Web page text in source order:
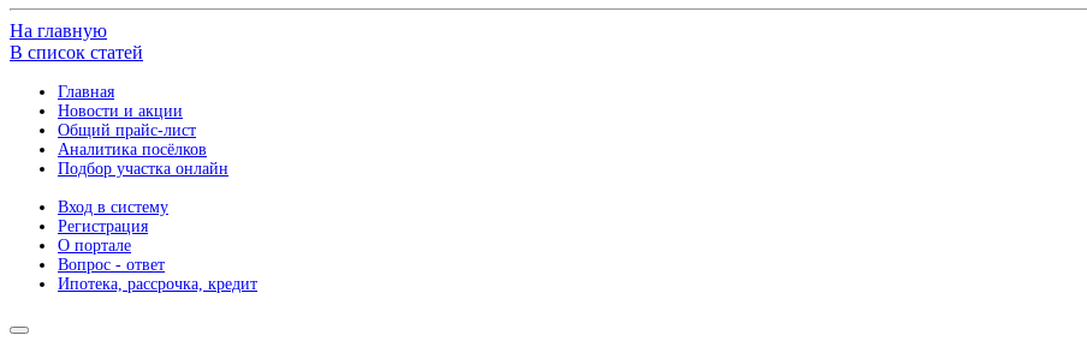
На главную
В список статей
Главная
Новости и акции
Общий прайс-лист
Аналитика посёлков
Подбор участка онлайн
Вход в систему
Регистрация
О портале
Вопрос - ответ
Ипотека, рассрочка, кредит